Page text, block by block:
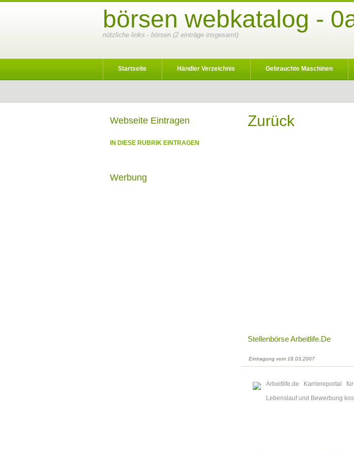
börsen webkatalog -
nützliche links - börsen (2 einträge insgesamt)
Startseite Händler Verzeichnis Gebrauchte Maschinen
Zurück
Stellenbörse Arbeitlife.de
Eintragung vom 18.03.2007
Arbeitlife.de Karriereportal
Lebenslauf und Bewerbung
Webseite Eintragen
IN DIESE RUBRIK EINTRAGEN
Werbung